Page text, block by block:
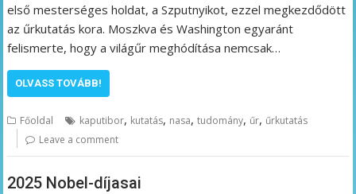
első mesterséges holdat, a Szputnyikot, ezzel megkezdődött
az űrkutatás kora. Moszkva és Washington egyaránt
felismerte, hogy a világűr meghódítása nemcsak…
OLVASS TOVÁBB!
Főoldal kaputibor, kutatás, nasa,tudomány, űr, űrkutatás
Leave a comment
2025 Nobel-díjasai